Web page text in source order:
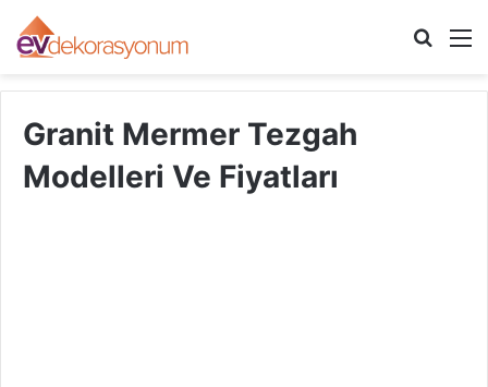
Arama
Granit Mermer Tezgah
Modelleri Ve Fiyatları